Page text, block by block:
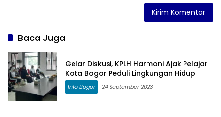
Baca Juga
Gelar Diskusi, KPLH Harmoni Ajak Pelajar
Kota Bogor Peduli Lingkungan Hidup
Info Bogor 24 September 2023